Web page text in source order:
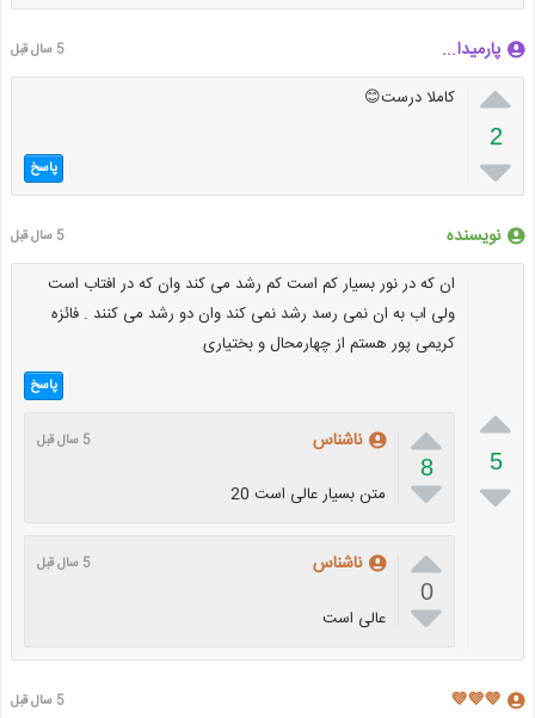
پارمیدا... 5 سال قبل

2

کاملا درست😊
پاسخ
نویسنده 5 سال قبل

5

ان که در نور بسیار کم است کم رشد می کند وان که در افتاب است
ولی اب به ان نمی رسد رشد نمی کند وان دو رشد می کنند . فائزه
کریمی پور هستم از چهارمحال و بختیاری
پاسخ

8

ناشناس 5 سال قبل
متن بسیار عالی است 20

0

ناشناس 5 سال قبل
عالی است
💜💜💜 5 سال قبل